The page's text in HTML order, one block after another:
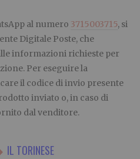
al numero 3715003715, si
Digitale Poste, che
informazioni richieste per
Per eseguire la
il codice di invio presente
inviato o, in caso di
dal venditore.
IL TORINESE